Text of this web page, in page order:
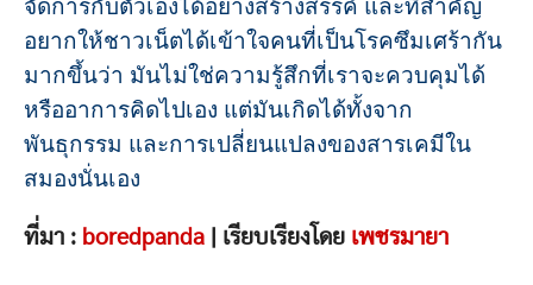
จัดการกับตัวเองได้อย่างสร้างสรรค์ และที่สำคัญ
อยากให้ชาวเน็ตได้เข้าใจคนที่เป็นโรคซึมเศร้ากัน
มากขึ้นว่า มันไม่ใช่ความรู้สึกที่เราจะควบคุมได้
หรืออาการคิดไปเอง แต่มันเกิดได้ทั้งจาก
พันธุกรรม และการเปลี่ยนแปลงของสารเคมีใน
สมองนั่นเอง
ที่มา : boredpanda | เรียบเรียงโดย เพชรมายา